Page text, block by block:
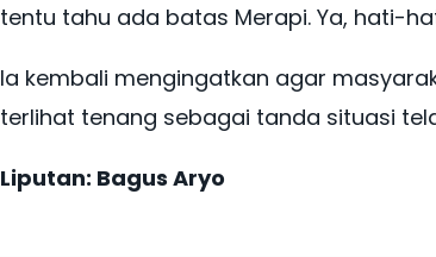
tentu tahu ada batas Merapi. Ya, hati-
Ia kembali mengingatkan agar
terlihat tenang sebagai tanda situasi
Liputan: Bagus Aryo